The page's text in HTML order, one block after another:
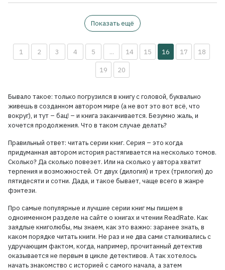
Показать ещё
1 2 3 4 5 ... 14 15 16 17 18
19 20
Бывало такое: только погрузился в книгу с головой, буквально
живешь в созданном автором мире (а не вот это вот всё, что
вокруг), и тут – бац! – и книга заканчивается. Безумно жаль, и
хочется продолжения. Что в таком случае делать?
Правильный ответ: читать серии книг. Серия – это когда
придуманная автором история растягивается на несколько томов.
Сколько? Да сколько повезет. Или на сколько у автора хватит
терпения и возможностей. От двух (дилогия) и трех (трилогия) до
пятидесяти и сотни. Дада, и такое бывает, чаще всего в жанре
фэнтези.
Про самые популярные и лучшие серии книг мы пишем в
одноименном разделе на сайте о книгах и чтении ReadRate. Как
заядлые книголюбы, мы знаем, как это важно: заранее знать, в
каком порядке читать книги. Не раз и не два сами сталкивались с
удручающим фактом, когда, например, прочитанный детектив
оказывается не первым в цикле детективов. А так хотелось
начать знакомство с историей с самого начала, а затем